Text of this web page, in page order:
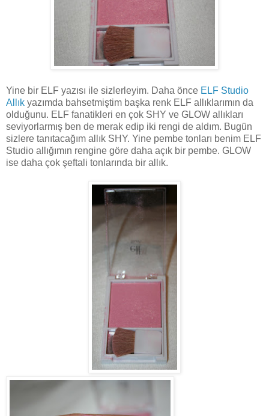
Yine bir ELF yazısı ile sizlerleyim. Daha önce ELF Studio
Allık yazımda bahsetmiştim başka renk ELF allıklarımın da
olduğunu. ELF fanatikleri en çok SHY ve GLOW allıkları
seviyorlarmış ben de merak edip iki rengi de aldım. Bugün
sizlere tanıtacağım allık SHY. Yine pembe tonları benim ELF
Studio allığımın rengine göre daha açık bir pembe. GLOW
ise daha çok şeftali tonlarında bir allık.